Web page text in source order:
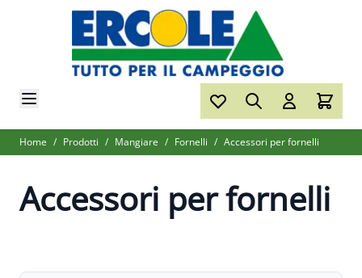
Salta al contenuto
Home / Prodotti / Mangiare / Fornelli / Accessori per fornelli
Accessori per fornelli